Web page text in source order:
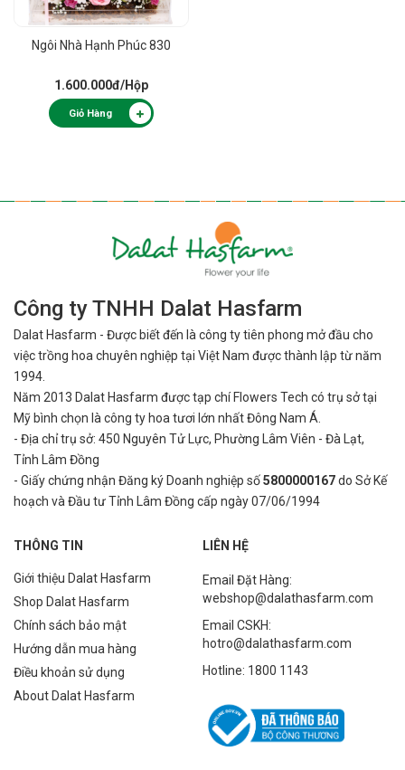
Ngôi Nhà Hạnh Phúc 830
1.600.000đ/Hộp
Giỏ Hàng
Công ty TNHH Dalat Hasfarm
Dalat Hasfarm - Được biết đến là công ty tiên phong mở đầu cho
việctrồng hoa chuyên nghiệp tại Việt Nam được thành lập từ năm
1994.
Năm 2013 Dalat Hasfarm được tạp chí Flowers Tech có trụ sở tại
Mỹ bình chọn là công ty hoa tươi lớn nhất Đông Nam Á.
- Địa chỉ trụ sở: 450 Nguyên Tử Lực, Phường Lâm Viên - Đà Lạt,
Tỉnh Lâm Đồng
- Giấy chứng nhận Đăng ký Doanh nghiệp số5800000167do Sở Kế
hoạch và Đầu tư Tỉnh Lâm Đồng cấp ngày 07/06/1994
THÔNG TIN
Giới thiệu Dalat Hasfarm
Shop Dalat Hasfarm
Chính sách bảo mật
Hướng dẫn mua hàng
Điều khoản sử dụng
About Dalat Hasfarm
LIÊN HỆ
Email Đặt Hàng:
webshop@dalathasfarm.com
Email CSKH:
hotro@dalathasfarm.com
Hotline: 1800 1143